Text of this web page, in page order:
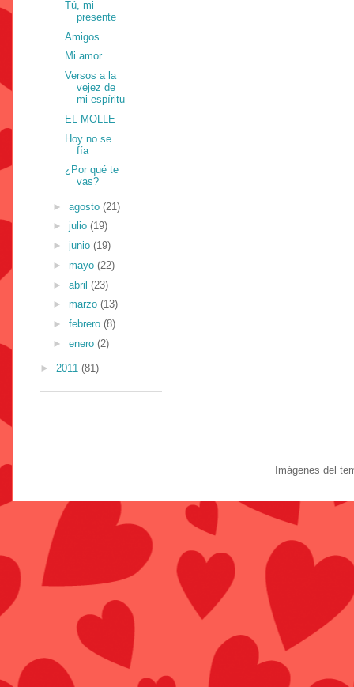
Tú, mi
presente
Amigos
Mi amor
Versos a la
vejez de
mi espíritu
EL MOLLE
Hoy no se
fía
¿Por qué te
vas?
► agosto (21)
► julio (19)
► junio (19)
► mayo (22)
► abril (23)
► marzo (13)
► febrero (8)
► enero (2)
► 2011 (81)
Imágenes del